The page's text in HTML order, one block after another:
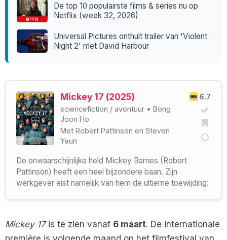
De top 10 populairste films & series nu op
Netflix (week 32, 2026)
Universal Pictures onthult trailer van 'Violent
Night 2' met David Harbour
6.7
Mickey 17 (2025)
sciencefiction / avontuur • Bong
Joon Ho
Met Robert Pattinson en Steven
Yeun
De onwaarschijnlijke held Mickey Barnes (Robert
Pattinson) heeft een heel bijzondere baan. Zijn
werkgever eist namelijk van hem de ultieme toewijding:
Mickey 17is te zien vanaf 6 maart. De internationale